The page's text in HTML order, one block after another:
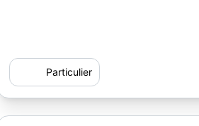
Particulier